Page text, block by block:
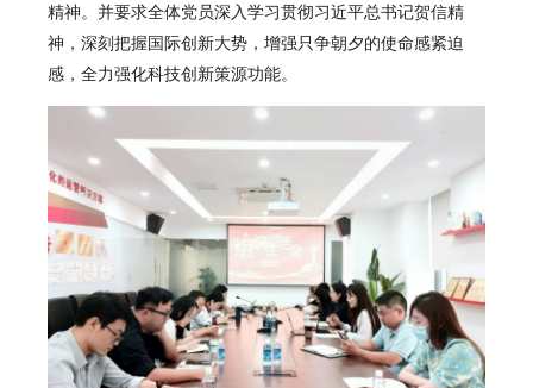
精神。并要求全体党员深入学习贯彻习近平总书记贺信精
神，深刻把握国际创新大势，增强只争朝夕的使命感紧迫
感，全力强化科技创新策源功能。